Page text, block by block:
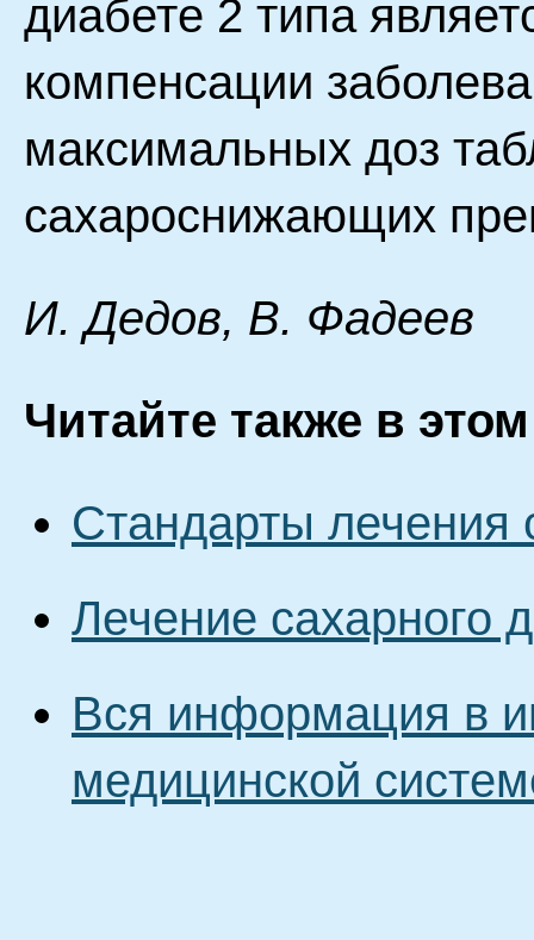
диабете 2 типа
компенсации
максимальных доз
сахароснижающих
И. Дeдoв, B. Фaдeeв
Читайте также в
Стандарты лечения
Лечение сахарного
Вся информация в
медицинской